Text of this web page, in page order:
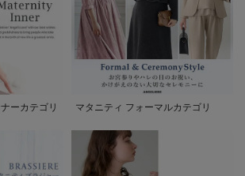
ーカテゴリ マタニティ フォーマルカテゴリ